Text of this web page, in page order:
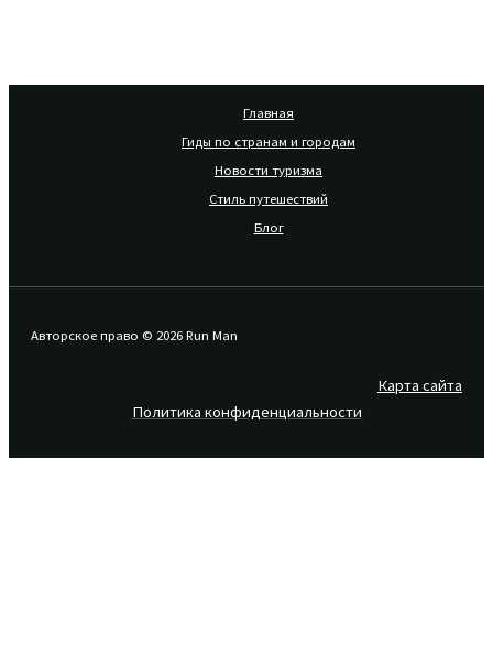
Главная
Гиды по странам и городам
Новости туризма
Стиль путешествий
Блог
Авторское право © 2026 Run Man
Карта сайта
Политика конфиденциальности